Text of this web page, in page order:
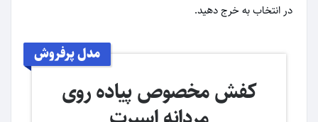
در انتخاب به خرج دهید.
مدل پرفروش
کفش مخصوص پیاده روی